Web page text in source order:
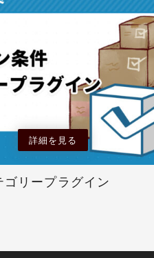
詳細を見る
リープラグイン